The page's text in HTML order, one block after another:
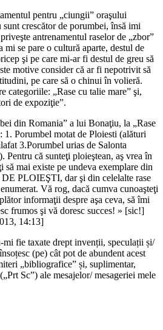
pentru „ciungii” oraşului
crescător de porumbei, însă imi
antrenamentul raselor de „zbor”
mi se pare o cultură aparte, destul de
şi pe care mi-ar fi destul de greu să
motive consider că ar fi nepotrivit să
pe care să o chinui în volieră.
categoriile: „Rase cu talie mare” şi,
de expoziţie”.
din Romania” a lui Bonaţiu, la „Rase
1. Porumbel motat de Ploiesti (alături
3.Porumbel urias de Salonta
Pentru că sunteţi ploieştean, aş vrea în
să mai existe pe undeva exemplare din
PLOIEŞTI, dar şi din celelalte rase
Vă rog, dacă cumva cunoaşteţi
informaţii despre aşa ceva, să îmi
frumos şi vă doresc succes! » [sic!]
14:13]
mi fie taxate drept invenții, speculații și/
(pe) cât pot de abundent acest
„bibliografice” și, suplimentar,
Sc”) ale mesajelor/ mesageriei mele